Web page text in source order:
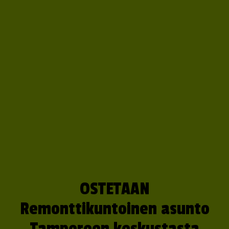
OSTETAAN
Remonttikuntoinen asunto